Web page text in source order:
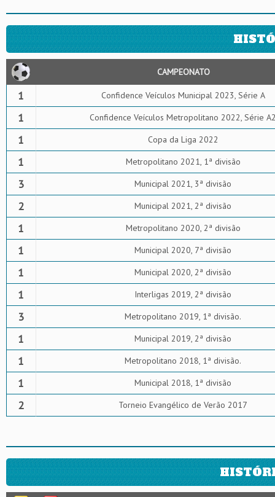
CAMPEONATO
1 Confidence Veículos Municipal 2023, Série A
1 Confidence Veículos Metropolitano 2022, Série
1 Copa da Liga 2022
1 Metropolitano 2021, 1ª divisão
3 Municipal 2021, 3ª divisão
2 Municipal 2021, 2ª divisão
1 Metropolitano 2020, 2ª divisão
1 Municipal 2020, 7ª divisão
1 Municipal 2020, 2ª divisão
1 Interligas 2019, 2ª divisão
3 Metropolitano 2019, 1ª divisão.
1 Municipal 2019, 2ª divisão
1 Metropolitano 2018, 1ª divisão.
1 Municipal 2018, 1ª divisão
2 Torneio Evangélico de Verão 2017